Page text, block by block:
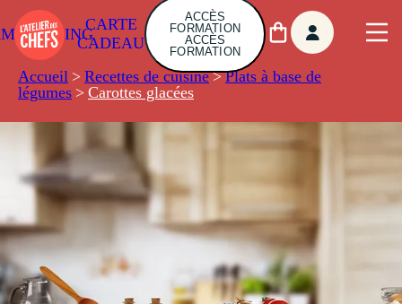
CARTE
CADEAU
ACCÈS
FORMATION
ACCÈS
FORMATION
Accueil > Recettes de cuisine > Plats à base de
légumes > Carottes glacées